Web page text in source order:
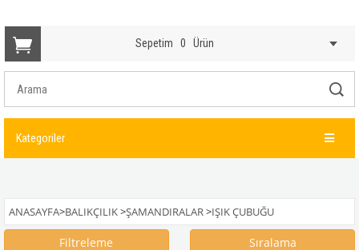
Sepetim 0 Ürün
Kategoriler
ANASAYFA>BALIKÇILIK>ŞAMANDIRALAR>IŞIK ÇUBUĞU
Filtreleme Sıralama